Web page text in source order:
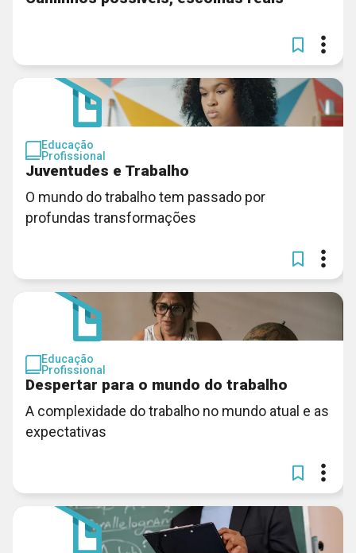
Educação
Profissional
Juventudes e Trabalho
O mundo do trabalho tem passado por
profundas transformações
Educação
Profissional
Despertar para o mundo do trabalho
A complexidade do trabalho no mundo atual e as
expectativas